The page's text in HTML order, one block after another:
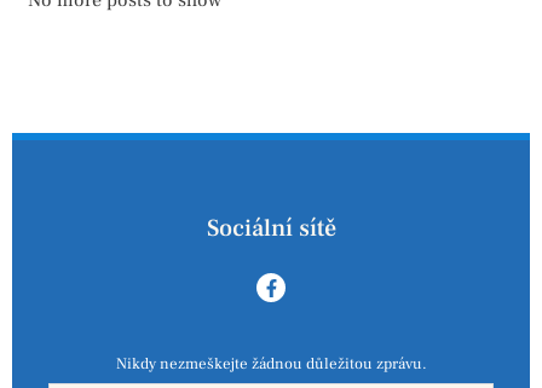
Sociální sítě
Nikdy nezmeškejte žádnou důležitou zprávu.